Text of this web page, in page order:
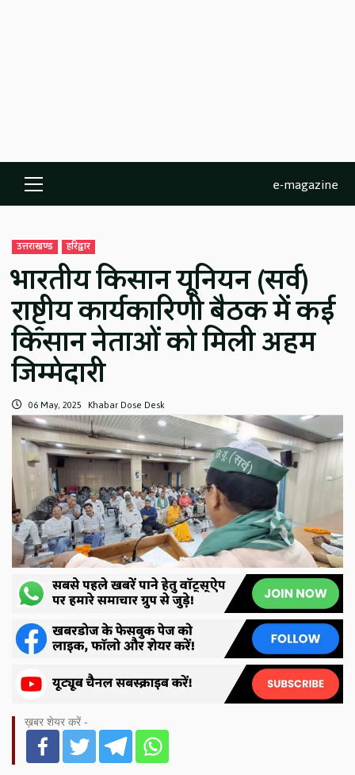
Primary
Menu
e-magazine
उत्तराखण्ड हरिद्वार
भारतीय किसान यूनियन (सर्व)
राष्ट्रीय कार्यकारिणी बैठक में कई
किसान नेताओं को मिली अहम
जिम्मेदारी
06 May, 2025 Khabar Dose Desk
ख़बर शेयर करें -